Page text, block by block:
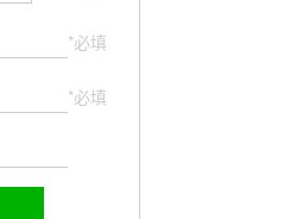
*必填
*必填